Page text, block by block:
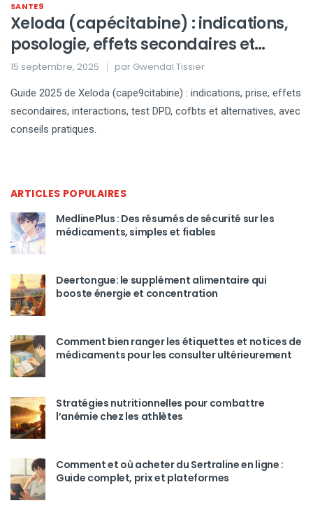
SANTE9
Xeloda (capécitabine) : indications,
posologie, effets secondaires et
conseils 2025
15 septembre, 2025 par Gwendal Tissier
Guide 2025 de Xeloda (cape9citabine) : indications, prise, effets
secondaires, interactions, test DPD, cofbts et alternatives, avec
conseils pratiques.
ARTICLES POPULAIRES
MedlinePlus : Des résumés de sécurité sur les
médicaments, simples et fiables
Deertongue: le supplément alimentaire qui
booste énergie et concentration
Comment bien ranger les étiquettes et notices de
médicaments pour les consulter ultérieurement
Stratégies nutritionnelles pour combattre
l’anémie chez les athlètes
Comment et où acheter du Sertraline en ligne :
Guide complet, prix et plateformes